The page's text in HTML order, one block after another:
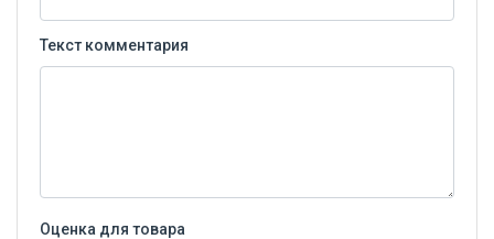
Текст комментария
Оценка для товара